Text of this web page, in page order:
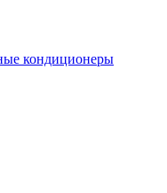
кондиционеры